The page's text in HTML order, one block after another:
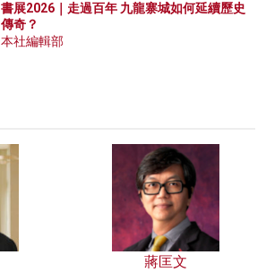
書展2026｜走過百年 九龍寨城如何延續歷史
傳奇？
本社編輯部
蔣匡文